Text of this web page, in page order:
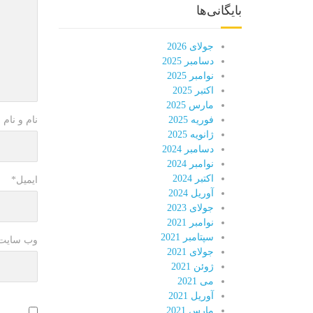
نام و
ایمیل*
وب
بایگانی‌ها
جولای 2026
دسامبر 2025
نوامبر 2025
اکتبر 2025
مارس 2025
فوریه 2025
ژانویه 2025
دسامبر 2024
نوامبر 2024
اکتبر 2024
آوریل 2024
جولای 2023
نوامبر 2021
سپتامبر 2021
جولای 2021
ژوئن 2021
می 2021
آوریل 2021
مارس 2021